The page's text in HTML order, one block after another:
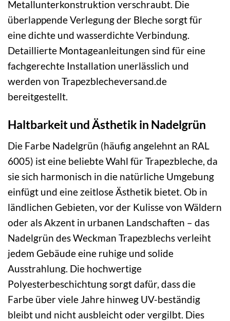
Metallunterkonstruktion verschraubt. Die
überlappende Verlegung der Bleche sorgt für
eine dichte und wasserdichte Verbindung.
Detaillierte Montageanleitungen sind für eine
fachgerechte Installation unerlässlich und
werden von Trapezblecheversand.de
bereitgestellt.
Haltbarkeit und Ästhetik in Nadelgrün
Die Farbe Nadelgrün (häufig angelehnt an RAL
6005) ist eine beliebte Wahl für Trapezbleche, da
sie sich harmonisch in die natürliche Umgebung
einfügt und eine zeitlose Ästhetik bietet. Ob in
ländlichen Gebieten, vor der Kulisse von Wäldern
oder als Akzent in urbanen Landschaften – das
Nadelgrün des Weckman Trapezblechs verleiht
jedem Gebäude eine ruhige und solide
Ausstrahlung. Die hochwertige
Polyesterbeschichtung sorgt dafür, dass die
Farbe über viele Jahre hinweg UV-beständig
bleibt und nicht ausbleicht oder vergilbt. Dies